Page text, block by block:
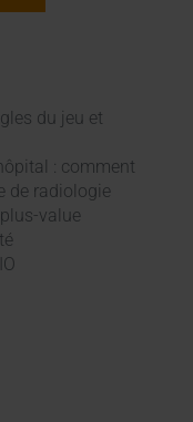
du jeu et
: comment
de radiologie
plus-value